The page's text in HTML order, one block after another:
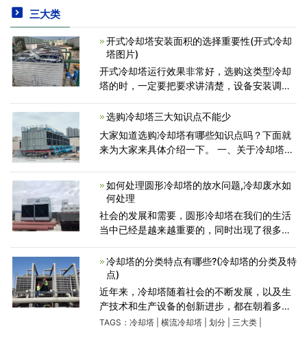
三大类
开式冷却塔安装面积的选择重要性(开式冷却
塔图片)
开式冷却塔运行效果非常好，选购这类型冷却
塔的时，一定要把要求讲清楚，设备安装调试
达到事半功倍的效果，反之，如果位置选择不
当，可能会影响冷却塔的冷
选购冷却塔三大知识点不能少
大家知道选购冷却塔有哪些知识点吗？下面就
来为大家来具体介绍一下。 一、关于冷却塔壳
成，恳求抵达必定的厚度（胶衣层厚度不低于
0.3 mm），硬度韧度
如何处理圆形冷却塔的放水问题,冷却废水如
何处理
社会的发展和需要，圆形冷却塔在我们的生活
当中已经是越来越重要的，同时出现了很多的
方面的问题，那么我们应该具体怎么去操作，
下面冷却塔生产厂家就一下来探讨一下圆形冷
却塔的安全放水这一
冷却塔的分类特点有哪些?(冷却塔的分类及特
点)
近年来，冷却塔随着社会的不断发展，以及生
产技术和生产设备的创新进步，都在朝着多样
化的方向发展，在很大程度上，也可以促进整
TAGS： 冷却塔| 横流冷却塔| 划分| 三大类|